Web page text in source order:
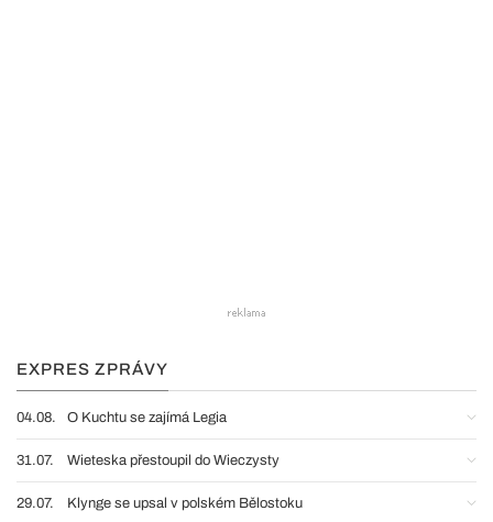
EXPRES ZPRÁVY
04.08. O Kuchtu se zajímá Legia
31.07. Wieteska přestoupil do Wieczysty
29.07. Klynge se upsal v polském Bělostoku